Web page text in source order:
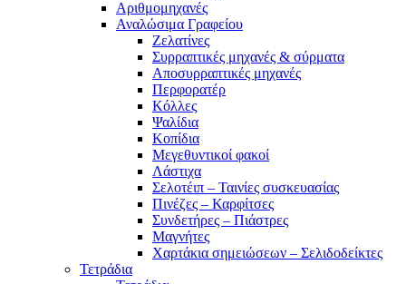
Αριθμομηχανές
Αναλώσιμα Γραφείου
Ζελατίνες
Συρραπτικές μηχανές & σύρματα
Αποσυρραπτικές μηχανές
Περφορατέρ
Κόλλες
Ψαλίδια
Κοπίδια
Μεγεθυντικοί φακοί
Λάστιχα
Σελοτέιπ – Ταινίες συσκευασίας
Πινέζες – Καρφίτσες
Συνδετήρες – Πιάστρες
Μαγνήτες
Χαρτάκια σημειώσεων – Σελιδοδείκτες
Τετράδια